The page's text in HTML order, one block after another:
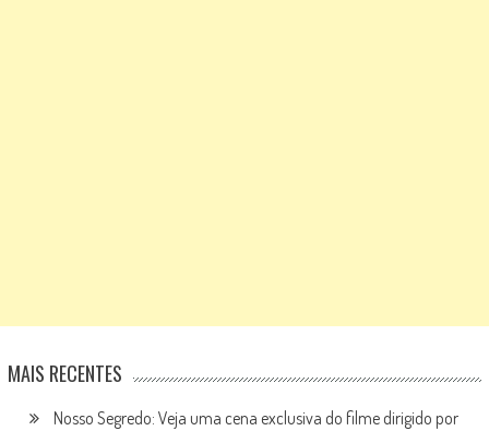
MAIS RECENTES
Nosso Segredo: Veja uma cena exclusiva do filme dirigido por